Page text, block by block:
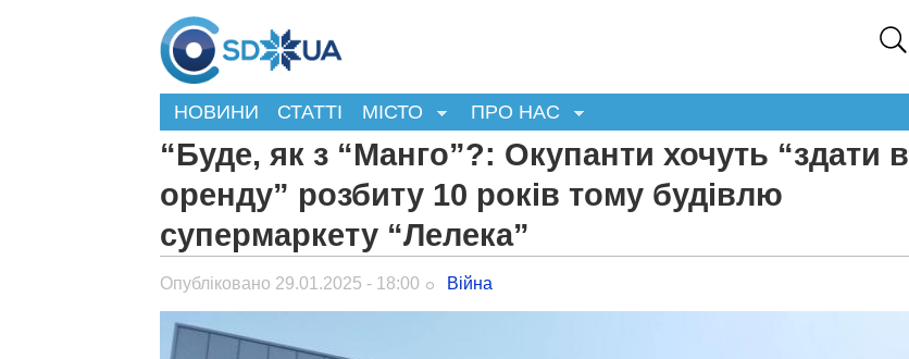
НОВИНИ СТАТТІ МІСТО ПРО НАС
“Буде, як з “Манго”?: Окупанти хочуть “здати в
оренду” розбиту 10 років тому будівлю
супермаркету “Лелека”
Опубліковано 29.01.2025 - 18:00 Війна